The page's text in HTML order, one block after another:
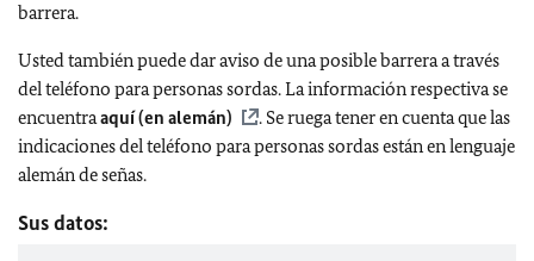
barrera.
Usted también puede dar aviso de una posible barrera a través
del teléfono para personas sordas. La información respectiva se
encuentraaquí (en alemán)
. Se ruega tener en cuenta que las
indicaciones del teléfono para personas sordas están en lenguaje
alemán de señas.
Sus datos: